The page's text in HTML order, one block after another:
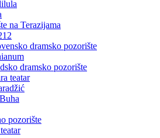
na Terazijama
dramsko pozorište
dramsko pozorište
teatar
pozorište